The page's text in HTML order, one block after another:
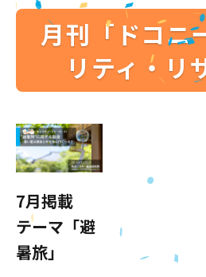
月刊「ドコニ
リティ・リ
7月掲載
テーマ「避
暑旅」